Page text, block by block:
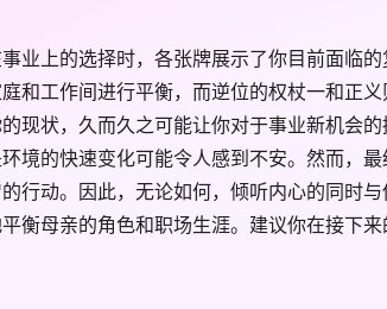
业上的选择时，各张牌展示了你目前面临
和工作间进行平衡，而逆位的权杖一和正
现状，久而久之可能让你对于事业新机会
境的快速变化可能令人感到不安。然而，
行动。因此，无论如何，倾听内心的同时
衡母亲的角色和职场生涯。建议你在接下